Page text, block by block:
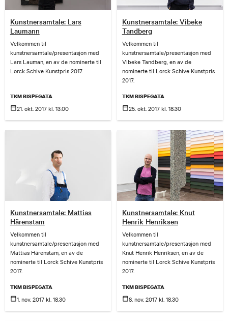
Kunstnersamtale: Lars
Laumann
Velkommen til
kunstnersamtale/presentasjon med
Lars Lauman, en av de nominerte til
Lorck Schive Kunstpris 2017.
TKM BISPEGATA
21. okt.2017kl. 13.00
Kunstnersamtale: Vibeke
Tandberg
Velkommen til
kunstnersamtale/presentasjon med
Vibeke Tandberg, en av de
nominerte til Lorck Schive Kunstpris
2017.
TKM BISPEGATA
25. okt.2017kl. 18.30
Kunstnersamtale: Mattias
Härenstam
Velkommen til
kunstnersamtale/presentasjon med
Mattias Härenstam, en av de
nominerte til Lorck Schive Kunstpris
2017.
TKM BISPEGATA
1. nov. 2017kl. 18.30
Kunstnersamtale: Knut
Henrik Henriksen
Velkommen til
kunstnersamtale/presentasjon med
Knut Henrik Henriksen, en av de
nominerte til Lorck Schive Kunstpris
2017.
TKM BISPEGATA
8. nov. 2017kl. 18.30